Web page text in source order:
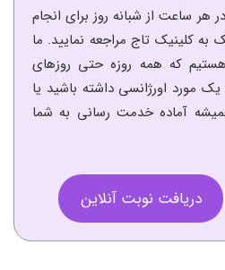
هر ساعت از شبانه روز برای انجام
کلینیک تاج مراجعه نمایید. ما
که همه روزه حتی روزهای
مورد اورژانسی داشته باشید یا
آماده خدمت رسانی به شما
دریافت نوبت آنلاین